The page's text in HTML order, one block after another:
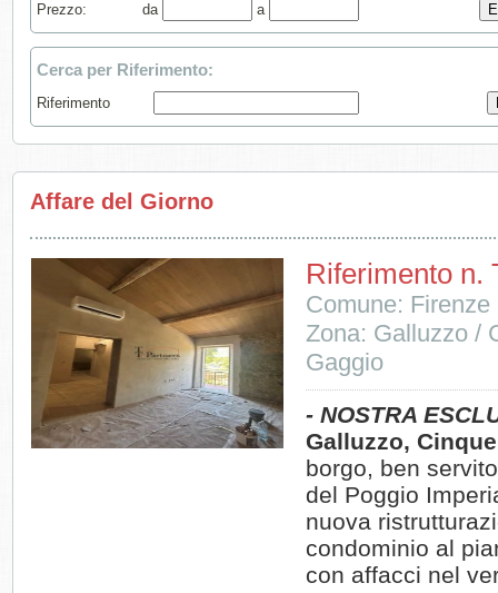
Prezzo: da a
Cerca per Riferimento:
Riferimento
Affare del Giorno
Riferimento n.
Comune: Firenze
Zona: Galluzzo /
Gaggio
- NOSTRA
Galluzzo,
borgo, ben
del Poggio
nuova
condominio al
con affacci nel